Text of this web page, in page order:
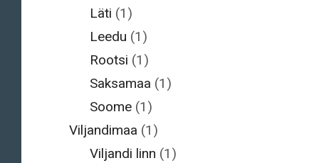
Läti (1)
Leedu (1)
Rootsi (1)
Saksamaa (1)
Soome(1)
Viljandimaa (1)
Viljandi linn (1)